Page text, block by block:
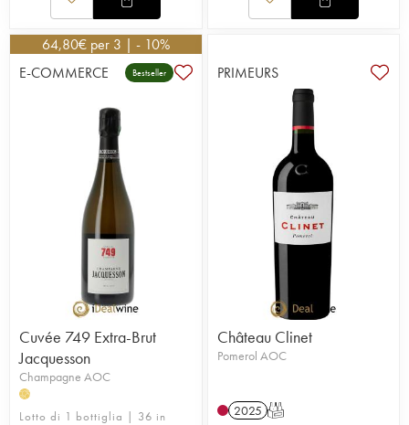
64,80€ per 3 | - 10%
E-COMMERCE
Bestseller
Cuvée 749 Extra-Brut
Jacquesson
Champagne AOC
H
Lotto di 1 bottiglia | 36 in
PRIMEURS
Château Clinet
Pomerol AOC
2025 T